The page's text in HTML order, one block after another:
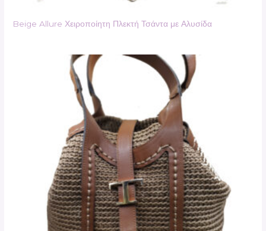
Beige Allure Χειροποίητη Πλεκτή Τσάντα με Αλυσίδα